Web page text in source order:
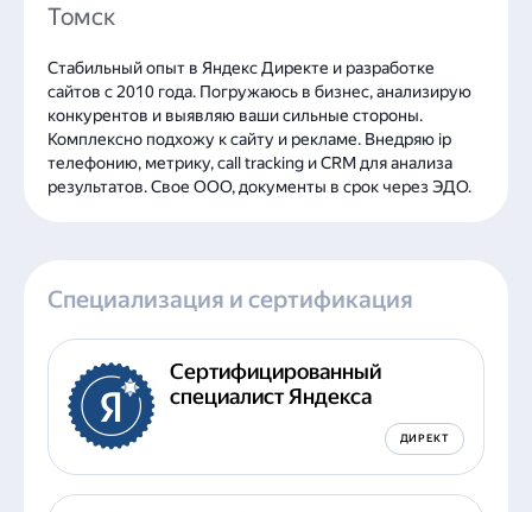
Томск
Стабильный опыт в Яндекс Директе и разработке
сайтов с 2010 года. Погружаюсь в бизнес, анализирую
конкурентов и выявляю ваши сильные стороны.
Комплексно подхожу к сайту и рекламе. Внедряю ip
телефонию, метрику, call tracking и CRM для анализа
результатов. Свое ООО, документы в срок через ЭДО.
Специализация и сертификация
Сертифицированный
специалист Яндекса
ДИРЕКТ